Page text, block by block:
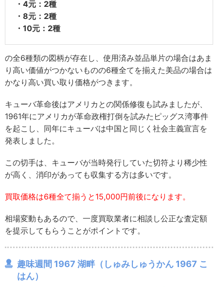
・4元：2種
・8元：2種
・10元：2種
の全6種類の図柄が存在し、使用済み並品単片の場合はあま
り高い価値がつかないものの6種全てを揃えた美品の場合は
かなり高い買い取り価格がつきます。
キューバ革命後はアメリカとの関係修復も試みましたが、
1961年にアメリカが革命政権打倒を試みたピッグス湾事件
を起こし、同年にキューバは中国と同じく社会主義宣言を
発表しました。
この切手は、キューバが当時発行していた切符より稀少性
が高く、消印があっても収集する方は多いです。
買取価格は6種全て揃うと15,000円前後になります。
相場変動もあるので、一度買取業者に相談し公正な査定額
を提示してもらうことがポイントです。
趣味週間 1967 湖畔（しゅみしゅうかん 1967 こ
はん）